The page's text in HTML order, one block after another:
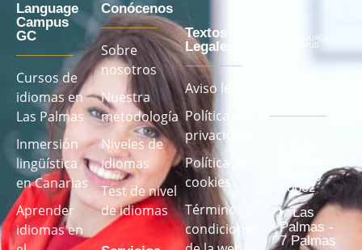
Language
Campus
GC
Cursos de
idiomas en
Las Palmas
Inmersión
lingüística
en Canarias
Aprender
idiomas en
Conócenos
Sobre
nosotros
Nuestra
metodología
Niveles de
idiomas
Test de nivel
de idiomas
Textos
Legales
Aviso legal
Política de
privacidad
Política de
cookies
Términos y
condiciones
Mesa y
López
Las
Palmas -
7 Palmas